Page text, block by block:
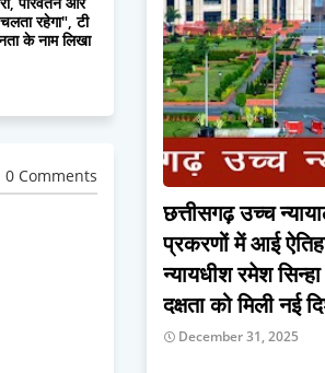
रहेगा", टी
के नाम लिखा
0 Comments
छत्तीसगढ़ उच्च
प्रकरणों में आई
न्यायधीश रमेश
दक्षता को मिली नई
December 31, 2025